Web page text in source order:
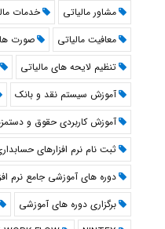
مشاور مالیاتی
خدمات
معافیت مالیاتی
صورت
تنظیم لایحه های مالیاتی
آموزش سیستم نقد و بانک
آموزش کاربردی حقوق و
ثبت نام نرم افزارهای
دوره های آموزشی جامع نرم
برگزاری دوره های آموزشی